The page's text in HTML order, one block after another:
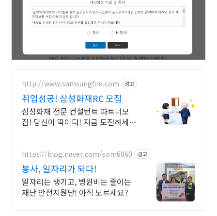
http://www.samsungfire.com 광고
취업성공! 삼성화재RC 모집
삼성화재 전문 컨설턴트 파트너모
집! 당신이 딱이다! 지금 도전하세
https://blog.naver.com/som6060 광고
봉사, 일자리가 되다!
일자리는 생기고, 병원비는 줄이는
재난 안전지원단! 아직 모르세요?